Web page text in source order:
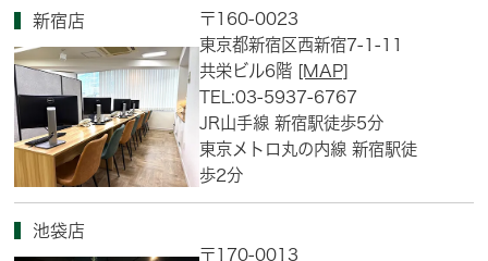
新宿店
〒160-0023
東京都新宿区西新宿7-1-11
共栄ビル6階 [MAP]
TEL:03-5937-6767
JR山手線 新宿駅徒歩5分
東京メトロ丸の内線 新宿駅徒
歩2分
池袋店
〒170-0013